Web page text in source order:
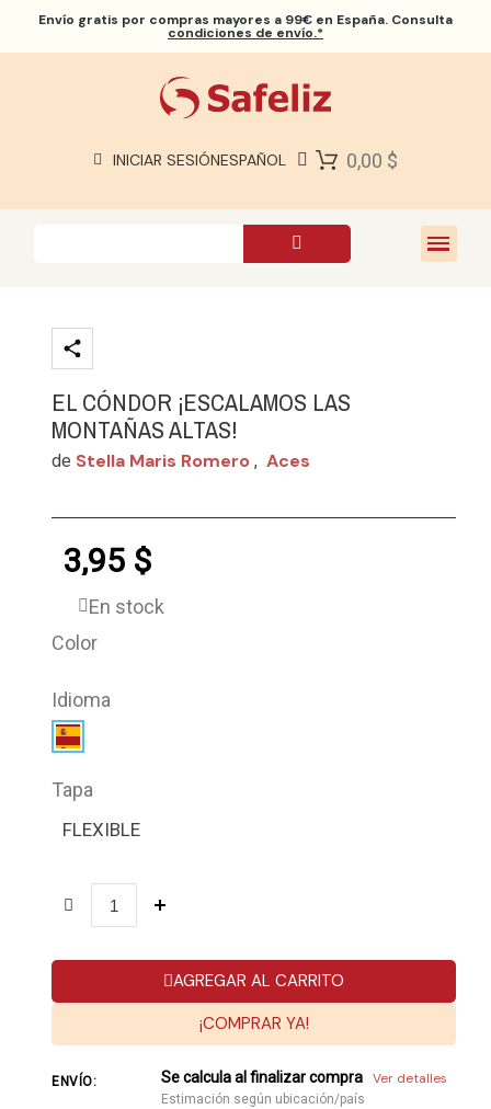
Envío gratis por compras mayores a 99€ en España. Consulta
condiciones de envío.*
INICIAR SESIÓNESPAÑOL 0,00 $
EL CÓNDOR ¡ESCALAMOS LAS
MONTAÑAS ALTAS!
de Stella Maris Romero , Aces
3,95 $
En stock
Color
Idioma
Tapa
FLEXIBLE
AGREGAR AL CARRITO
¡COMPRAR YA!
ENVÍO: Se calcula al finalizar compra Ver detalles
Estimación según ubicación/país